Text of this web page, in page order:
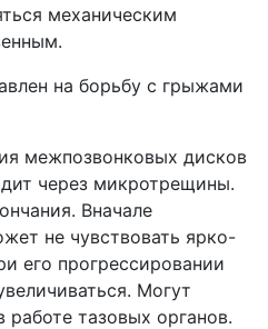
механическим
на борьбу с грыжами
межпозвонковых дисков
через микротрещины.
Вначале
не чувствовать ярко-
его прогрессировании
Могут
работе тазовых органов.